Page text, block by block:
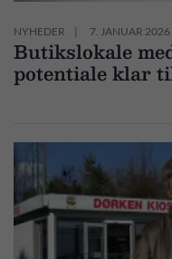
NYHEDER 7. JANUAR 2026
Butikslokale
potentiale klar